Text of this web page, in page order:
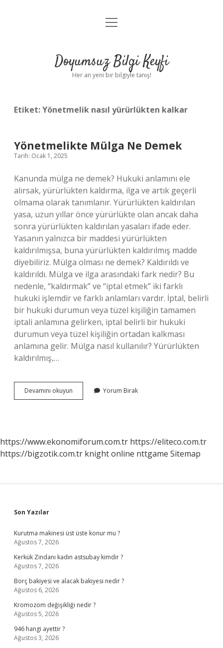
Anasayfa
Yasal Uyarı
menüyü
Doyumsuz Bilgi Keyfi
Her an yeni bir bilgiyle tanış!
Etiket:Yönetmelik nasıl yürürlükten kalkar
Yönetmelikte Mülga Ne Demek
Tarih: Ocak 1, 2025
Kanunda mülga ne demek? Hukuki anlamını ele
alırsak, yürürlükten kaldırma, ilga ve artık geçerli
olmama olarak tanımlanır. Yürürlükten kaldırılan
yasa, uzun yıllar önce yürürlükte olan ancak daha
sonra yürürlükten kaldırılan yasaları ifade eder.
Yasanın yalnızca bir maddesi yürürlükten
kaldırılmışsa, buna yürürlükten kaldırılmış madde
diyebiliriz. Mülga olması ne demek? Kaldırıldı ve
kaldırıldı. Mülga ve ilga arasındaki fark nedir? Bu
nedenle, “kaldırmak” ve “iptal etmek” iki farklı
hukuki işlemdir ve farklı anlamları vardır. İptal, belirli
bir hukuki durumun veya tüzel kişiliğin tamamen
iptali anlamına gelirken, iptal belirli bir hukuki
durumun veya tüzel kişiliğin ortadan kalkması
anlamına gelir. Mülga nasıl kullanılır? Yürürlükten
kaldırılmış,…
Devamını okuyun Yönetmelikte
Mülga
Yorum Bırak
https://www.ekonomiforum.com.tr https://eliteco.com.tr
https://bigzotik.com.tr knight online nttgame Sitemap
Sidebar
Son Yazılar
Kurutma makinesi üst üste konur mu ?
Ağustos 7, 2026
Kerkük Zindanı kadın astsubay kimdir ?
Ağustos 7, 2026
Borç bakiyesi ve alacak bakiyesi nedir ?
Ağustos 6, 2026
Kromozom değişikliği nedir ?
Ağustos 5, 2026
946 hangi ayettir ?
Ağustos 3, 2026